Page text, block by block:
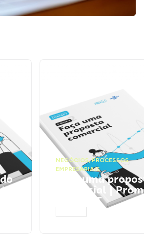
NEGÓCIOS,PROCESSOS
EMPRESARIAIS
Faça uma
comercial |
ChatGPT